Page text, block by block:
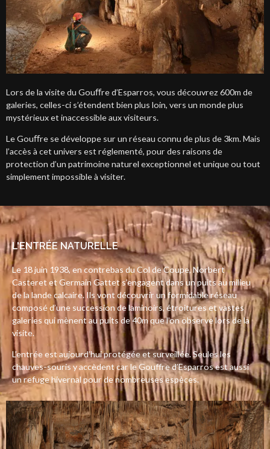
Lors de la visite du Gouﬀre d’Esparros, vous découvrez 600m de
galeries, celles-ci s’étendent bien plus loin, vers un monde plus
mystérieux et inaccessible aux visiteurs.
Le Gouﬀre se développe sur un réseau connu de plus de 3km. Mais
l’accès à cet univers est réglementé, pour des raisons de
protection d’un patrimoine naturel exceptionnel et unique ou tout
simplement impossible à visiter.
L'ENTRÉE NATURELLE
Le 18 juin 1938, en contrebas du Col de Coupe, Norbert
Casteret et Germain Gattet s’engagent dans un puits au milieu
de la lande calcaire. Ils vont découvrir un formidable réseau
composé d’une succession de laminoirs, étroitures et vastes
galeries qui mènent au puits de 40m que l’on observe lors de la
visite.
L’entrée est aujourd’hui protégée et surveillée. Seules les
chauves-souris y accèdent car le Gouffre d’Esparros est aussi
un refuge hivernal pour de nombreuses espèces.